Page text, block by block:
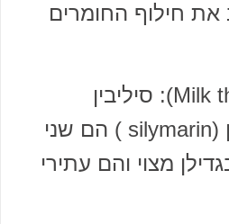
את חילוף החומרים
(Milk thistles): סיליבין
(Silybin ) וסילימרין (silymarin ) הם שני
מצוי והם עתירי